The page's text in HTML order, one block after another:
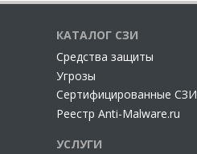
КАТАЛОГ СЗИ
Cредства защиты
Угрозы
Сертифицированные СЗИ
Реестр Anti-Malware.ru
УСЛУГИ